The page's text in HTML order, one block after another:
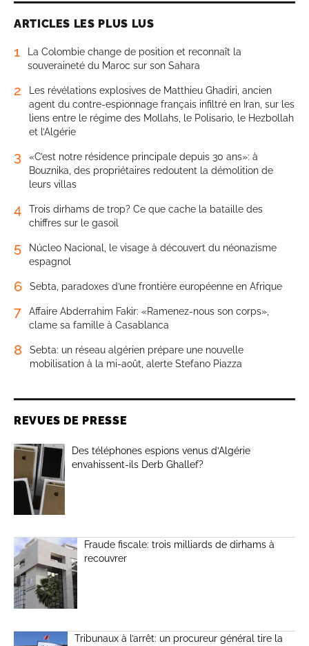
ARTICLES LES PLUS LUS
1
La Colombie change de position et reconnaît la
souveraineté du Maroc sur son Sahara
2
Les révélations explosives de Matthieu Ghadiri, ancien
agent du contre-espionnage français infiltré en Iran, sur les
liens entre le régime des Mollahs, le Polisario, le Hezbollah
et l’Algérie
3
«C’est notre résidence principale depuis 30 ans»: à
Bouznika, des propriétaires redoutent la démolition de
leurs villas
4
Trois dirhams de trop? Ce que cache la bataille des
chiffres sur le gasoil
5
Núcleo Nacional, le visage à découvert du néonazisme
espagnol
6 Sebta, paradoxes d’une frontière européenne en Afrique
7
Affaire Abderrahim Fakir: «Ramenez-nous son corps»,
clame sa famille à Casablanca
8
Sebta: un réseau algérien prépare une nouvelle
mobilisation à la mi-août, alerte Stefano Piazza
REVUES DE PRESSE
Des téléphones espions venus d’Algérie
envahissent-ils Derb Ghallef?
Fraude fiscale: trois milliards de dirhams à
recouvrer
Tribunaux à l’arrêt: un procureur général tire la